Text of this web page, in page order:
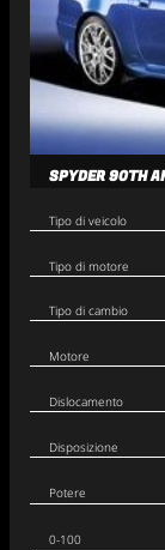
SPYDER 90TH
Tipo di veicolo
Tipo di motore
Tipo di cambio
Motore
Dislocamento
Disposizione
Potere
0-100